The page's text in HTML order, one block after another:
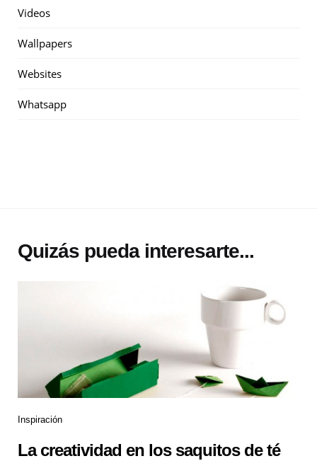
Videos
Wallpapers
Websites
Whatsapp
Quizás pueda interesarte...
Inspiración
La creatividad en los saquitos de té